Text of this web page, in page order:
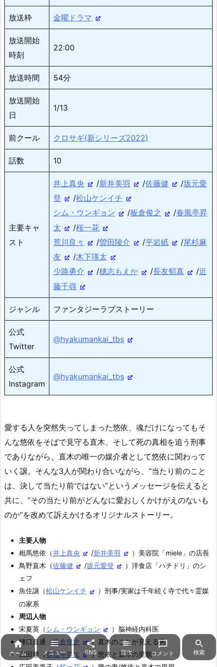
放送枠 金曜ドラマ
放送開始
時刻
22:00
放送時間 54分
放送開始
日
1/13
前クール クロサギ(新シリーズ2022)
話数 10
主要キャ
スト
井上真央 /新井美羽 /佐藤健 /坂元愛
登
/松山ケンイチ
シム・ウンギョン
/板倉俊之 /春風亭昇
太
/桜一花
荒川良々
/曽田陵介 /平岩紙 /尾杉麻
友
/木下瑛太
少路勇介
/穂志もえか /長友郁真 /近
藤千尋
ジャンル ファンタジーラブストーリー
公式
Twitter
@hyakumankai_tbs
公式
Instagram
@hyakumankai_tbs
愛する人を突然失ってしまった悠依、魂だけになってもそ
んな悠依をそばで見守る直木、そして死の真相を追う刑事
でありながら、直木の唯一の媒介者として悠依に関わって
いく譲。そんな3人が関わり合いながら、“当たり前のこと
は、決して当たり前ではない”というメッセージを伝えると
共に、“その当たり前がどんなに愛おしくかけがえのないも
のか”を改めて訴えかけるオリジナルストーリー。
主要人物
相馬悠依（井上真央 /新井美羽
）美容院「miele」の店長
鳥野直木（佐藤健 /坂元愛登
）洋食店「ハチドリ」のシ
ェフ
魚住譲（松山ケンイチ
）刑事/実家は千年続く寺で代々霊媒
の家系
周辺人物
宋夏英（シム・ウンギョン
）脳神経内科医
樋口昌通（板倉俊之
）直木のことが見える男
広田勝（春風亭昇太
）悠依と直木の里親

ホーム

メニュー

SNS

目次

コメント

検索